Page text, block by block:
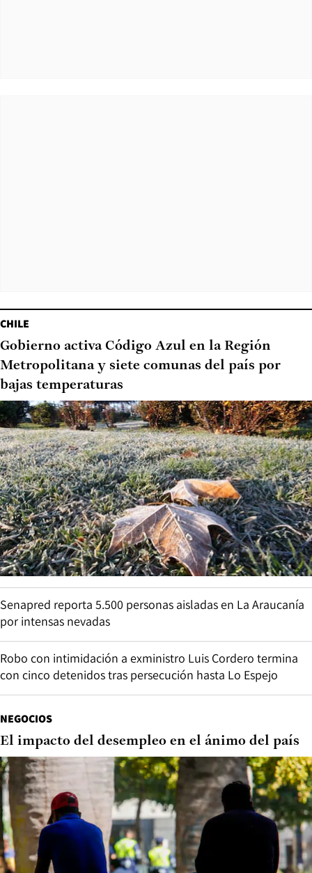
CHILE
Gobierno activa Código Azul en la Región
Metropolitana y siete comunas del país por
bajas temperaturas
Senapred reporta 5.500 personas aisladas en La Araucanía
por intensas nevadas
Robo con intimidación a exministro Luis Cordero termina
con cinco detenidos tras persecución hasta Lo Espejo
NEGOCIOS
El impacto del desempleo en el ánimo del país